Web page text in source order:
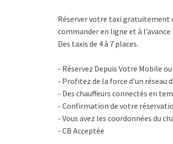
Réserver votre taxi gratuitement
commander en ligne et à
Des taxis de 4 à 7 places.
- Réservez Depuis Votre Mobile
- Profitez de la force d'un réseau
- Des chauffeurs connectés en
- Confirmation de votre
- Vous avez les coordonnées du
- CB Acceptée